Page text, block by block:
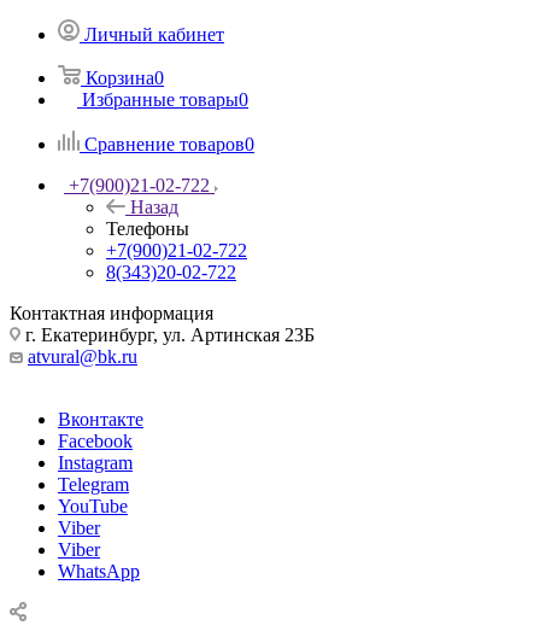
Личный кабинет
Корзина0
Избранные товары0
Сравнение товаров0
+7(900)21-02-722
Назад
Телефоны
+7(900)21-02-722
8(343)20-02-722
Контактная информация
г. Екатеринбург, ул. Артинская 23Б
atvural@bk.ru
Вконтакте
Facebook
Instagram
Telegram
YouTube
Viber
Viber
WhatsApp